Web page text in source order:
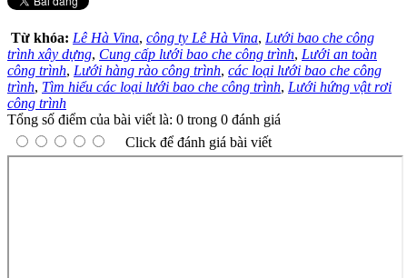
Từ khóa: Lê Hà Vina, công ty Lê Hà Vina, Lưới bao che công
trình xây dựng, Cung cấp lưới bao che công trình, Lưới an toàn
công trình, Lưới hàng rào công trình, các loại lưới bao che công
trình, Tìm hiểu các loại lưới bao che công trình, Lưới hứng vật rơi
công trình
Tổng số điểm của bài viết là: 0 trong 0 đánh giá
Click để đánh giá bài viết